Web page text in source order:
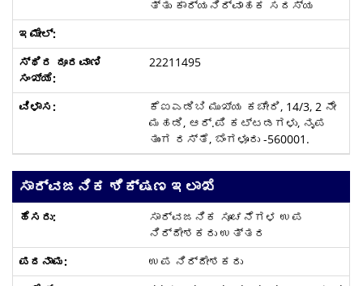
ತ್ತು ಕಾರ್ಯನಿರ್ವಾಹಕ ಸದಸ್ಯ
22211495
ಕೆಐಎಡಿಬಿ ಮುಖ್ಯ ಕಚೇರಿ, 14/3, 2 ನೇ
ಮಹಡಿ, ಆರ್.ಪಿ ಕಟ್ಟಡಗಳು, ನೃಪ
ತುಂಗ ರಸ್ತೆ, ಬೆಂಗಳೂರು -560001.
ಸಾರ್ವಜನಿಕ ಶಿಕ್ಷಣ ಇಲಾಖೆ
ಸಾರ್ವಜನಿಕ ಸೂಚನೆಗಳ ಉಪ
ನಿರ್ದೇಶಕರು ಉತ್ತರ
ಉಪ ನಿರ್ದೇಶಕರು